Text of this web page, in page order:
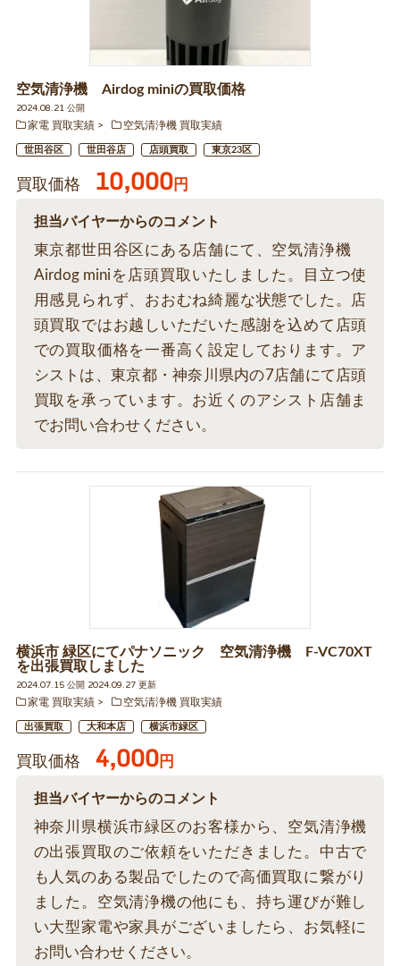
空気清浄機 Airdog miniの買取価格
2024.08.21 公開
家電 買取実績
空気清浄機 買取実績
世田谷区 世田谷店 店頭買取 東京23区
買取価格 10,000円
担当バイヤーからのコメント
東京都世田谷区にある店舗にて、空気清浄機
Airdog miniを店頭買取いたしました。目立つ使
用感見られず、おおむね綺麗な状態でした。店
頭買取ではお越しいただいた感謝を込めて店頭
での買取価格を一番高く設定しております。ア
シストは、東京都・神奈川県内の7店舗にて店頭
買取を承っています。お近くのアシスト店舗ま
でお問い合わせください。
横浜市 緑区にてパナソニック 空気清浄機 F-VC70XT
を出張買取しました
2024.07.15 公開 2024.09.27 更新
家電 買取実績
空気清浄機 買取実績
出張買取 大和本店 横浜市緑区
買取価格 4,000円
担当バイヤーからのコメント
神奈川県横浜市緑区のお客様から、空気清浄機
の出張買取のご依頼をいただきました。中古で
も人気のある製品でしたので高価買取に繋がり
ました。空気清浄機の他にも、持ち運びが難し
い大型家電や家具がございましたら、お気軽に
お問い合わせください。